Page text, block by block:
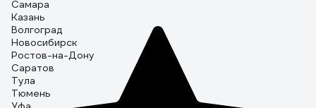
Самара
Казань
Волгоград
Новосибирск
Ростов-на-Дону
Саратов
Тула
Тюмень